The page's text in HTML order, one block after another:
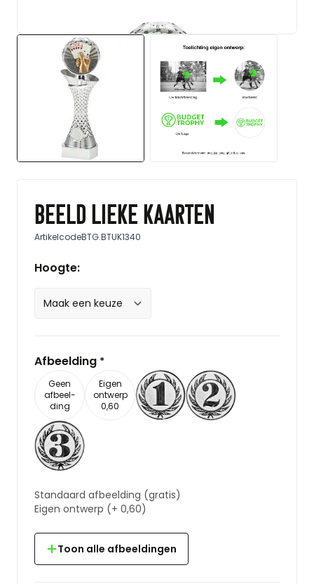
View larger image View larger image
Beeld Lieke kaarten
ArtikelcodeBTG.BTUK1340
Hoogte:
Afbeelding *
Geen
afbeel-
ding
Eigen
ontwerp
0,60
Standaard afbeelding (gratis)
Eigen ontwerp (+ 0,60)
Toon alle afbeeldingen